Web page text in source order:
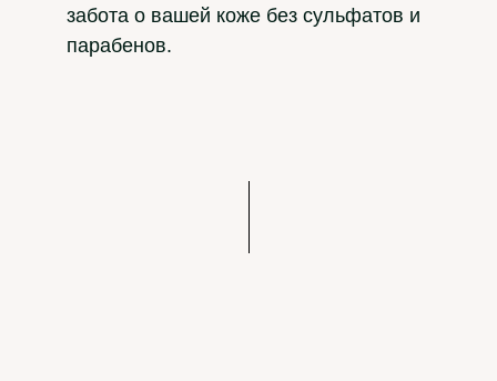
забота о вашей коже без сульфатов и
парабенов.